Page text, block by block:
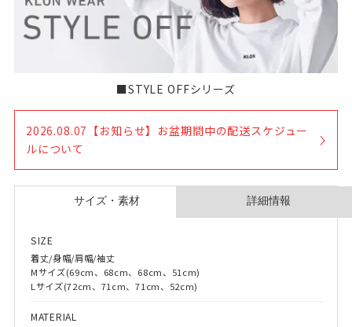
■STYLE OFFシリーズ
2026.08.07【お知らせ】お盆期間中の配送スケジュー
ルについて
SIZE
着丈/身幅/肩幅/袖丈
Mサイズ(69cm、68cm、68cm、51cm)
Lサイズ(72cm、71cm、71cm、52cm)
MATERIAL